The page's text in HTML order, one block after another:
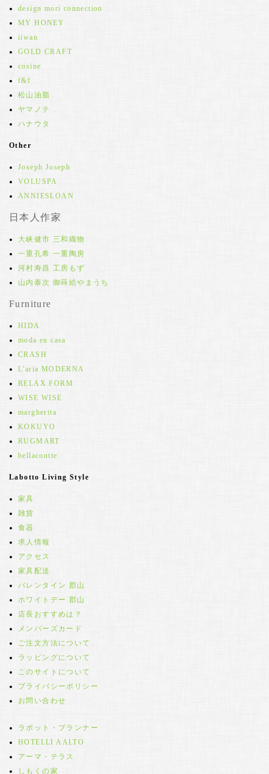
design mori connection
MY HONEY
iiwan
GOLD CRAFT
cosine
f&f
松山油脂
ヤマノテ
ハナウタ
Other
Joseph Joseph
VOLUSPA
ANNIESLOAN
日本人作家
大峡健市 三和織物
一重孔希 一重陶房
河村寿昌 工房もず
山内泰次 御蒔絵やまうち
Furniture
HIDA
moda en casa
CRASH
L'aria MODERNA
RELAX FORM
WISE WISE
margherita
KOKUYO
RUGMART
bellacontte
Labotto Living Style
家具
雑貨
食器
求人情報
アクセス
家具配送
バレンタイン 郡山
ホワイトデー 郡山
店長おすすめは？
メンバーズカード
ご注文方法について
ラッピングについて
このサイトについて
プライバシーポリシー
お問い合わせ
ラボット・プランナー
HOTELLI AALTO
アーマ・テラス
しもくの家